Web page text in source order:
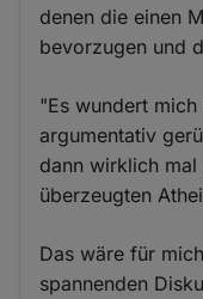
denen die einen
bevorzugen und
"Es wundert
argumentativ
dann wirklich
überzeugten
Das wäre für
spannenden